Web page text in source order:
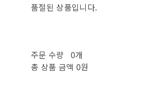
품절된 상품입니다.
주문 수량
0개
총 상품 금액 0원